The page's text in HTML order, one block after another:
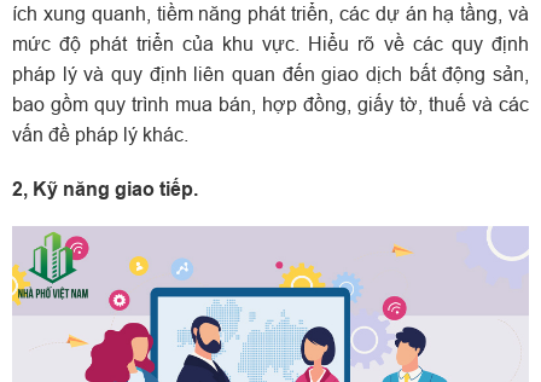
ích xung quanh, tiềm năng phát triển, các dự án hạ tầng, và
mức độ phát triển của khu vực. Hiểu rõ về các quy định
pháp lý và quy định liên quan đến giao dịch bất động sản,
bao gồm quy trình mua bán, hợp đồng, giấy tờ, thuế và các
vấn đề pháp lý khác.
2, Kỹ năng giao tiếp.